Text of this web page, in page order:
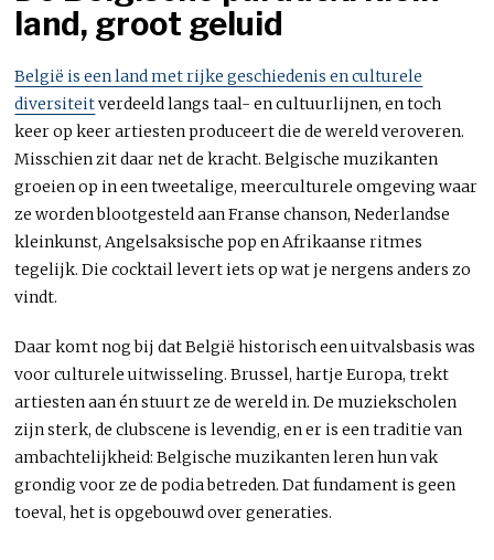
land, groot geluid
België is een land met rijke geschiedenis en culturele
diversiteitverdeeld langs taal- en cultuurlijnen, en toch
keer op keer artiesten produceert die de wereld veroveren.
Misschien zit daar net de kracht. Belgische muzikanten
groeien op in een tweetalige, meerculturele omgeving waar
ze worden blootgesteld aan Franse chanson, Nederlandse
kleinkunst, Angelsaksische pop en Afrikaanse ritmes
tegelijk. Die cocktail levert iets op wat je nergens anders zo
vindt.
Daar komt nog bij dat België historisch een uitvalsbasis was
voor culturele uitwisseling. Brussel, hartje Europa, trekt
artiesten aan én stuurt ze de wereld in. De muziekscholen
zijn sterk, de clubscene is levendig, en er is een traditie van
ambachtelijkheid: Belgische muzikanten leren hun vak
grondig voor ze de podia betreden. Dat fundament is geen
toeval, het is opgebouwd over generaties.